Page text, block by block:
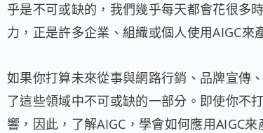
乎是不可或缺的，我們幾乎每天都會花很多
力，正是許多企業、組織或個人使用AIGC來
如果你打算未來從事與網路行銷、品牌宣傳
了這些領域中不可或缺的一部分。即使你不
響，因此，了解AIGC，學會如何應用AIGC